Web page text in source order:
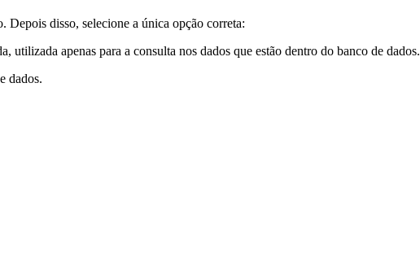
Depois disso, selecione a única opção correta:
apenas para a consulta nos dados que estão dentro do banco de dados.
dados.